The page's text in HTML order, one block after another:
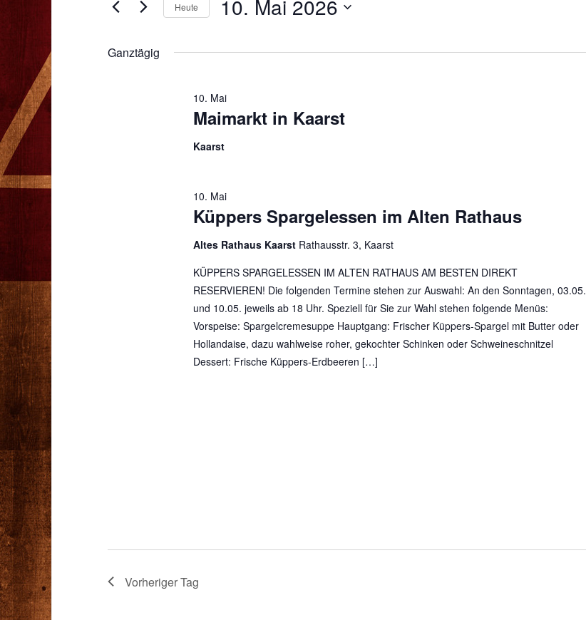
MAI
2026
ANSICHTEN,
Veranstaltungen
Heute 10. Mai 2026
Ganztägig
Maimarkt in Kaarst
10. Mai
Kaarst
Küppers Spargelessen im Alten Rathaus
10. Mai
Altes Rathaus Kaarst Rathausstr. 3, Kaarst
KÜPPERS SPARGELESSEN IM ALTEN RATHAUS AM BESTEN DIREKT
RESERVIEREN! Die folgenden Termine stehen zur Auswahl: An den Sonntagen, 03.05.
und 10.05. jeweils ab 18 Uhr. Speziell für Sie zur Wahl stehen folgende Menüs:
Vorspeise: Spargelcremesuppe Hauptgang: Frischer Küppers-Spargel mit Butter oder
Hollandaise, dazu wahlweise roher, gekochter Schinken oder Schweineschnitzel
Dessert: Frische Küppers-Erdbeeren […]
Vorheriger Tag